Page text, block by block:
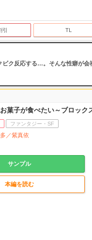
引 TL
ビク反応する…。そんな性癖が会
菓子が食べたい～ブロッ
ファンタジー・SF
／紫真依
サンプル
本編を読む